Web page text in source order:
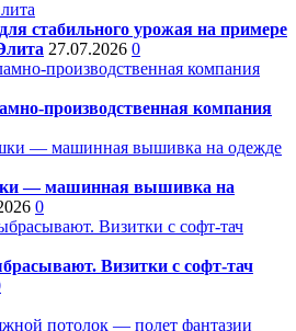
стабильного урожая на примере
27.07.2026 0
производственная компания
— машинная вышивка на
0
Визитки с софт-тач
потолок — полет фантазии